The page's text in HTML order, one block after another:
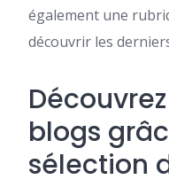
également une
découvrir les
blogs
sélection